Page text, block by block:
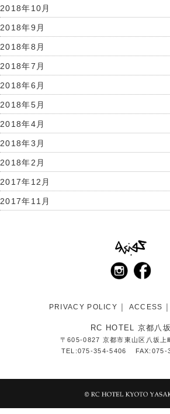
2018年10月
2018年9月
2018年8月
2018年7月
2018年6月
2018年5月
2018年4月
2018年3月
2018年2月
2017年12月
2017年11月
PRIVACY POLICY ACCESS
RC HOTEL 京都八坂
〒605-0827 京都市東山区八坂上
TEL:075-354-5406
FAX:075-